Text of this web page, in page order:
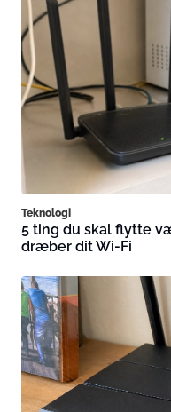
Teknologi
5 ting du skal flytte
dræber dit Wi-Fi